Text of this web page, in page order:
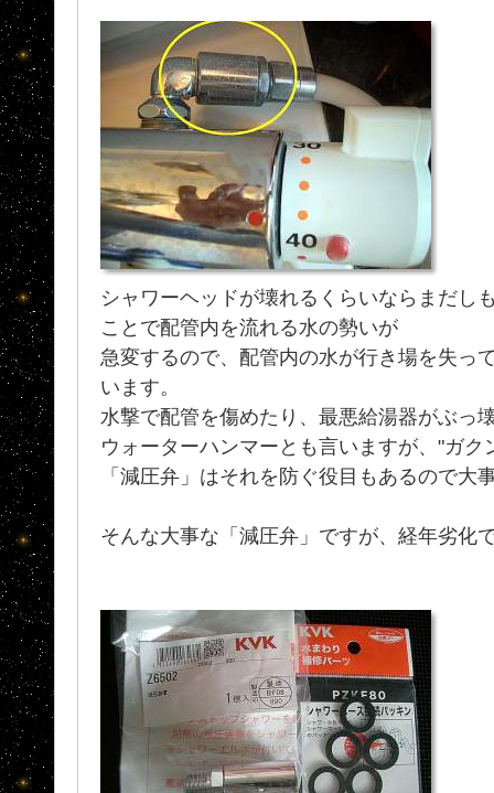
シャワーヘッドが壊れるくらいならまだし
ことで配管内を流れる水の勢いが
急変するので、配管内の水が行き場を失っ
います。
水撃で配管を傷めたり、最悪給湯器がぶっ
ウォーターハンマーとも言いますが、"ガ
「減圧弁」はそれを防ぐ役目もあるので大
そんな大事な「減圧弁」ですが、経年劣化